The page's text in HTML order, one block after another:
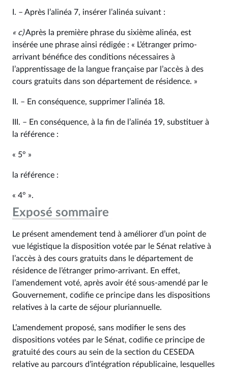
I. – Après l’alinéa 7, insérer l’alinéa suivant :
« c)Après la première phrase du sixième alinéa, est
insérée une phrase ainsi rédigée : « L’étranger primo-
arrivant bénéfice des conditions nécessaires à
l’apprentissage de la langue française par l’accès à des
cours gratuits dans son département de résidence. »
II. – En conséquence, supprimer l’alinéa 18.
III. – En conséquence, à la fin de l’alinéa 19, substituer à
la référence :
« 5° »
la référence :
« 4° ».
Exposé sommaire
Le présent amendement tend à améliorer d’un point de
vue légistique la disposition votée par le Sénat relative à
l’accès à des cours gratuits dans le département de
résidence de l’étranger primo-arrivant. En effet,
l’amendement voté, après avoir été sous-amendé par le
Gouvernement, codifie ce principe dans les dispositions
relatives à la carte de séjour pluriannuelle.
L’amendement proposé, sans modifier le sens des
dispositions votées par le Sénat, codifie ce principe de
gratuité des cours au sein de la section du CESEDA
relative au parcours d’intégration républicaine, lesquelles